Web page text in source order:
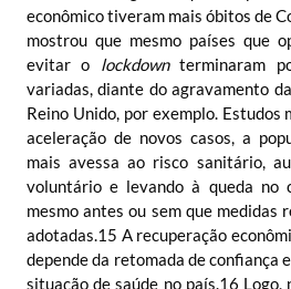
econômico tiveram mais óbitos de
mostrou que mesmo países que
evitar o lockdownterminaram
variadas, diante do agravamento
Reino Unido, por exemplo. Estudos
aceleração de novos casos, a
mais avessa ao risco sanitário,
voluntário e levando à queda no
mesmo antes ou sem que
adotadas.15 A recuperação
depende da retomada de confiança
situação de saúde no país.16 Logo,